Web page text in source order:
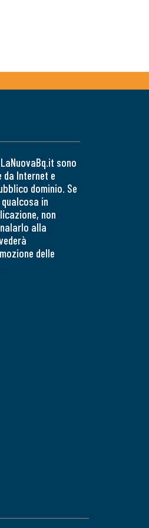
sono
Internet e
dominio. Se
in
non
alla
delle